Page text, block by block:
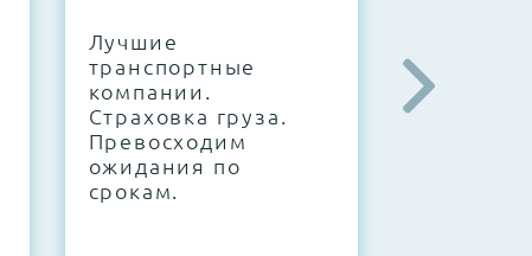
Лучшие
транспортные
компании.
Страховка груза.
Превосходим
ожидания по
срокам.
штате.
10000+